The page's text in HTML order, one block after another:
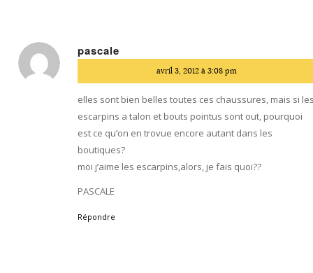
pascale
avril 3, 2012 à 3:08 pm
elles sont bien belles toutes ces chaussures, mais si
escarpins a talon et bouts pointus sont out, pourquoi
est ce qu’on en trovue encore autant dans les
boutiques?
moi j’aime les escarpins,alors, je fais quoi??
PASCALE
Répondre